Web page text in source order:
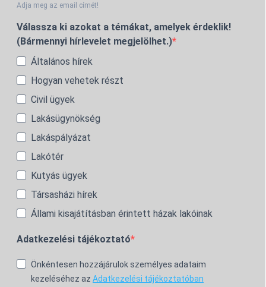
Adja meg az email címét!
Válassza ki azokat a témákat, amelyek érdeklik!
(Bármennyi hírlevelet megjelölhet.)
Általános hírek
Hogyan vehetek részt
Civil ügyek
Lakásügynökség
Lakáspályázat
Lakótér
Kutyás ügyek
Társasházi hírek
Állami kisajátításban érintett házak lakóinak
Adatkezelési tájékoztató
Önkéntesen hozzájárulok személyes adataim
kezeléséhez az Adatkezelési tájékoztatóban